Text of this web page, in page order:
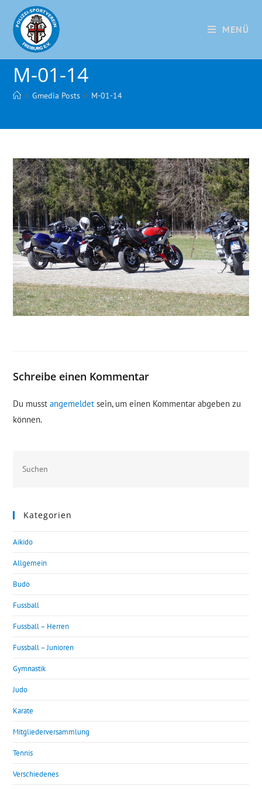
MENÜ
M-01-14
> Gmedia Posts > M-01-14
Schreibe einen Kommentar
Du musstangemeldet sein, um einen Kommentar abgeben zu
können.
Kategorien
Aikido
Allgemein
Budo
Fussball
Fussball – Herren
Fussball – Junioren
Gymnastik
Judo
Karate
Mitgliederversammlung
Tennis
Verschiedenes